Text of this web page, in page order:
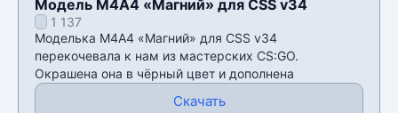
Модель М4А4 «Магний» для CSS v34
1 137
Моделька М4А4 «Магний» для CSS v34
перекочевала к нам из мастерских CS:GO.
Окрашена она в чёрный цвет и дополнена
Скачать